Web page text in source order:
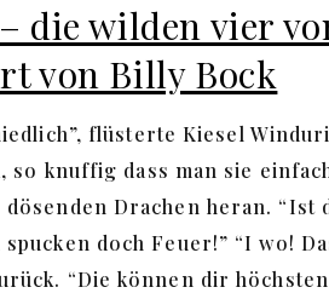
die wilden vier
von Billy Bock
flüsterte Kiesel
so knuffig dass man sie
Drachen heran. “Ist
doch Feuer!” “I wo!
“Die können dir